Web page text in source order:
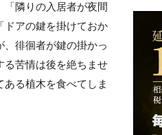
「隣りの入居者が夜間
ドアの鍵を掛けておか
徘徊者が鍵の掛かっ
る苦情は後を絶ちませ
る植木を食べてしま